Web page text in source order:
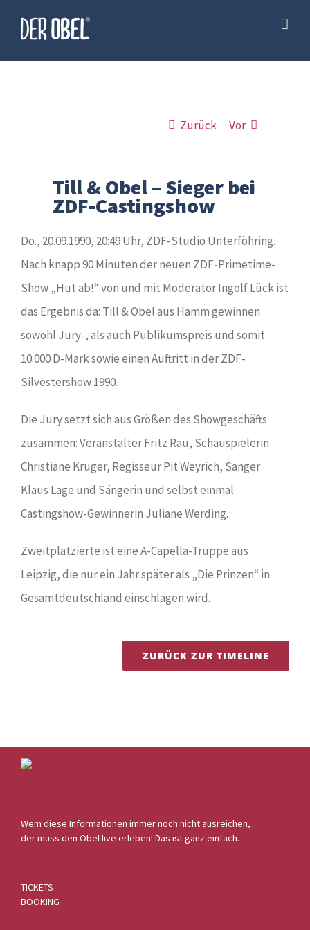
content
Zurück Vor
Till & Obel – Sieger bei
ZDF-Castingshow
Do., 20.09.1990, 20:49 Uhr, ZDF-Studio Unterföhring.
Nach knapp 90 Minuten der neuen ZDF-Primetime-
Show „Hut ab!“ von und mit Moderator Ingolf Lück ist
das Ergebnis da: Till & Obel aus Hamm gewinnen
sowohl Jury-, als auch Publikumspreis und somit
10.000 D-Mark sowie einen Auftritt in der ZDF-
Silvestershow 1990.
Die Jury setzt sich aus Größen des Showgeschäfts
zusammen: Veranstalter Fritz Rau, Schauspielerin
Christiane Krüger, Regisseur Pit Weyrich, Sänger
Klaus Lage und Sängerin und selbst einmal
Castingshow-Gewinnerin Juliane Werding.
Zweitplatzierte ist eine A-Capella-Truppe aus
Leipzig, die nur ein Jahr später als „Die Prinzen“ in
Gesamtdeutschland einschlagen wird.
ZURÜCK ZUR TIMELINE
Wem diese Informationen immer noch nicht ausreichen,
der muss den Obel live erleben! Das ist ganz einfach.
TICKETS
BOOKING